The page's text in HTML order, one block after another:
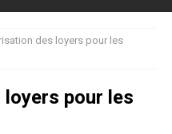
des loyers pour les
pour les